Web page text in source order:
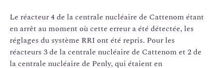
Le réacteur 4 de la centrale nucléaire de Cattenom étant
en arrêt au moment où cette erreur a été détectée, les
réglages du système RRI ont été repris. Pour les
réacteurs 3 de la centrale nucléaire de Cattenom et 2 de
la centrale nucléaire de Penly, qui étaient en